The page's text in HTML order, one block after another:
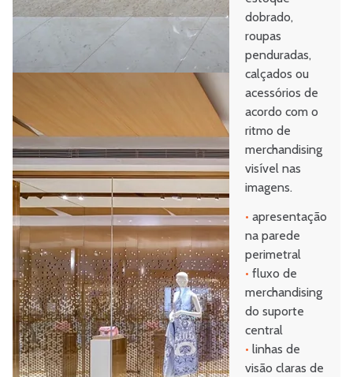
dobrado,
roupas
penduradas,
calçados ou
acessórios de
acordo com o
ritmo de
merchandising
visível nas
imagens.
• apresentação
na parede
perimetral
• fluxo de
merchandising
do suporte
central
• linhas de
visão claras de